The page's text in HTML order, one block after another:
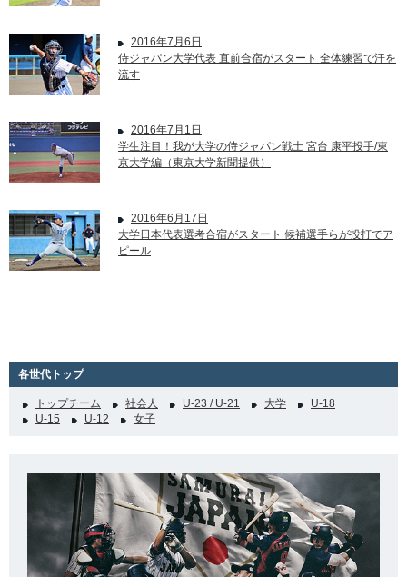
2016年7月6日
侍ジャパン大学代表 直前合宿がスタート 全体練習で汗を
流す
2016年7月1日
学生注目！我が大学の侍ジャパン戦士 宮台 康平投手/東
京大学編（東京大学新聞提供）
2016年6月17日
大学日本代表選考合宿がスタート 候補選手らが投打でア
ピール
各世代トップ
トップチーム 社会人 U-23 / U-21 大学
U-18
U-15
U-12 女子